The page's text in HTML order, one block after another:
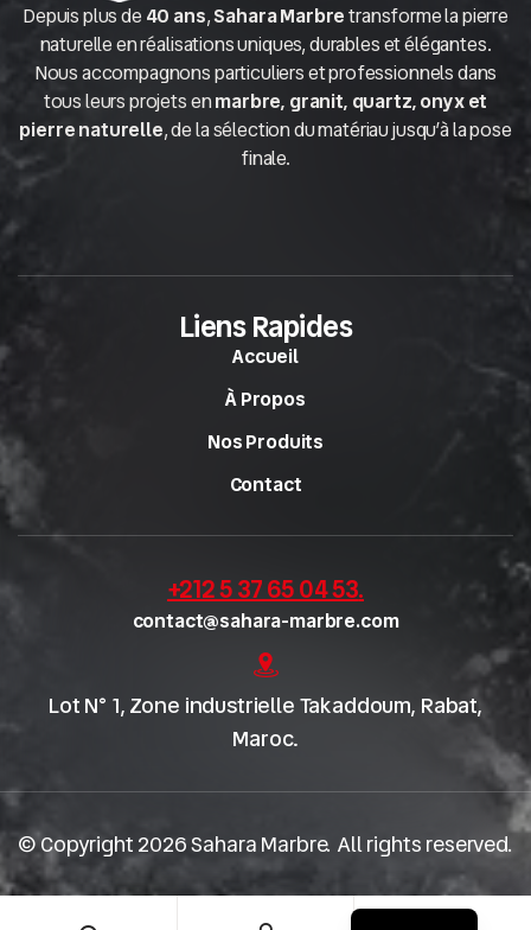
Depuis plus de 40 ans,Sahara Marbretransforme la pierre
naturelle en réalisations uniques, durables et élégantes.
Nous accompagnons particuliers et professionnels dans
tous leurs projets enmarbre, granit, quartz, onyx et
pierre naturelle, de la sélection du matériau jusqu’à la pose
finale.
Liens Rapides
Accueil
À Propos
Nos Produits
Contact
+212 5 37 65 04 53.
contact@sahara-marbre.com
Lot N° 1, Zone industrielle Takaddoum, Rabat,
Maroc.
© Copyright 2026 Sahara Marbre. All rights reserved.
English